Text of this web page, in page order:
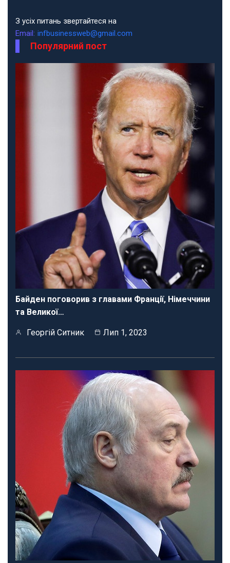
З усіх питань звертайтеся на
Email: infbusinessweb@gmail.com
Популярний пост
Байден поговорив з главами Франції, Німеччини
та Великої…
Георгій Ситник Лип 1, 2023